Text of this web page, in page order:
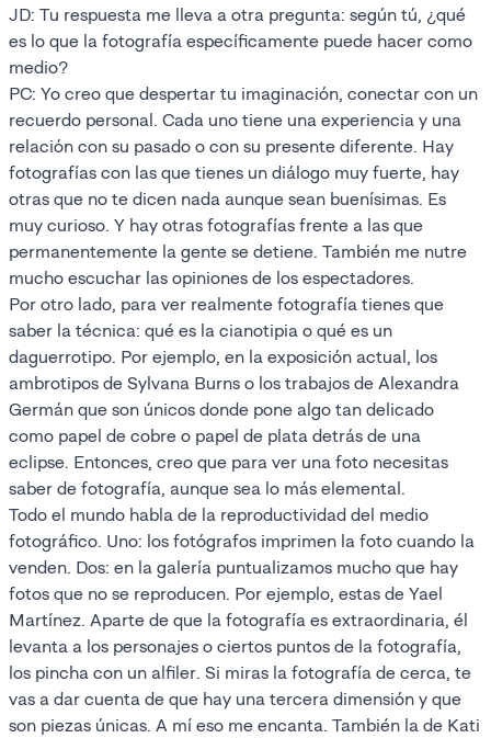
JD: Tu respuesta me lleva a otra pregunta: según tú, ¿qué
es lo que la fotografía específicamente puede hacer como
medio?
PC: Yo creo que despertar tu imaginación, conectar con un
recuerdo personal. Cada uno tiene una experiencia y una
relación con su pasado o con su presente diferente. Hay
fotografías con las que tienes un diálogo muy fuerte, hay
otras que no te dicen nada aunque sean buenísimas. Es
muy curioso. Y hay otras fotografías frente a las que
permanentemente la gente se detiene. También me nutre
mucho escuchar las opiniones de los espectadores.
Por otro lado, para ver realmente fotografía tienes que
saber la técnica: qué es la cianotipia o qué es un
daguerrotipo. Por ejemplo, en la exposición actual, los
ambrotipos de Sylvana Burns o los trabajos de Alexandra
Germán que son únicos donde pone algo tan delicado
como papel de cobre o papel de plata detrás de una
eclipse. Entonces, creo que para ver una foto necesitas
saber de fotografía, aunque sea lo más elemental.
Todo el mundo habla de la reproductividad del medio
fotográfico. Uno: los fotógrafos imprimen la foto cuando la
venden. Dos: en la galería puntualizamos mucho que hay
fotos que no se reproducen. Por ejemplo, estas de Yael
Martínez. Aparte de que la fotografía es extraordinaria, él
levanta a los personajes o ciertos puntos de la fotografía,
los pincha con un alfiler. Si miras la fotografía de cerca, te
vas a dar cuenta de que hay una tercera dimensión y que
son piezas únicas. A mí eso me encanta. También la de Kati